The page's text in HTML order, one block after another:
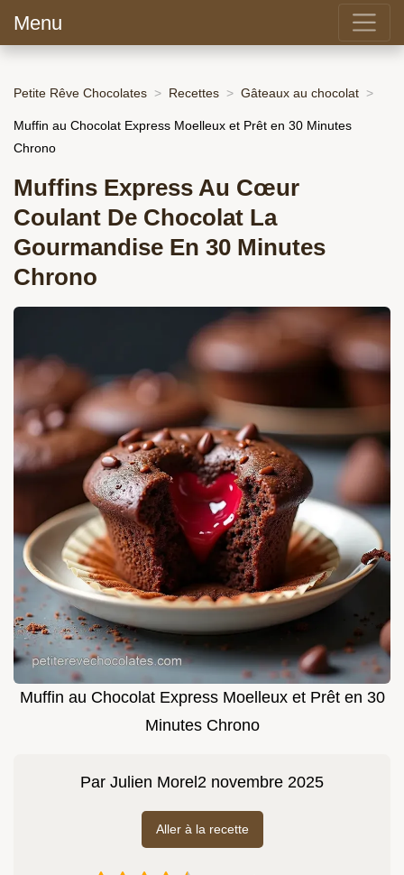
Menu
Petite Rêve Chocolates Recettes Gâteaux au chocolat
Muffin au Chocolat Express Moelleux et Prêt en 30 Minutes
Chrono
Muffins Express Au Cœur
Coulant De Chocolat La
Gourmandise En 30 Minutes
Chrono
Muffin au Chocolat Express Moelleux et Prêt en 30
Minutes Chrono
Par Julien Morel 2 novembre 2025
Aller à la recette